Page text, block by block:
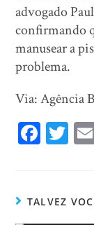
advogado
confirmando
manusear a
problema.
Via: Agência
Fa
ok
T
er
TALVEZ